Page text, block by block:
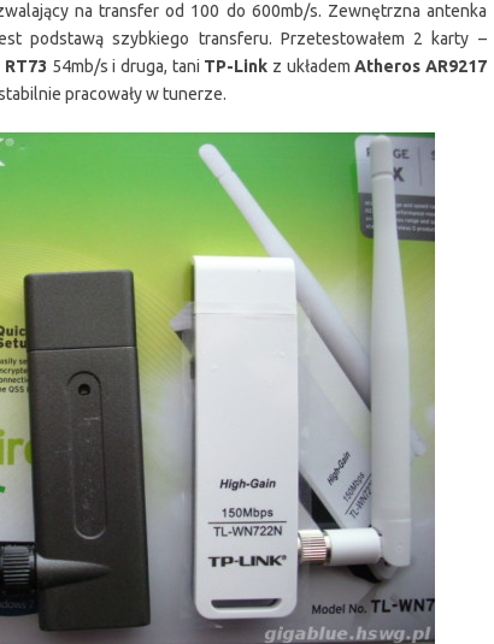
na transfer od 100 do 600mb/s. Zewnętrzna antenka
podstawą szybkiego transferu. Przetestowałem 2 karty –
RT73 54mb/s i druga, tani TP-Link z układemAtheros AR9217
pracowały w tunerze.